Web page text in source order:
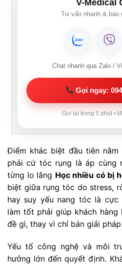
V-Medical
Tư vấn nhanh & bảo
Chat nhanh qua Zalo /
Gọi ngay:
Gọi lại trong 5 phút •
Điểm khác biệt đầu tiên nằm
phải cứ tóc rụng là áp cùng
từng lo lắng Học nhiều có bị
biệt giữa rụng tóc do stress,
hay suy yếu nang tóc là
làm tốt phải giúp khách hàng
đề gì, thay vì chỉ bán giải pháp.
Yếu tố công nghệ và môi
hưởng lớn đến quyết định.